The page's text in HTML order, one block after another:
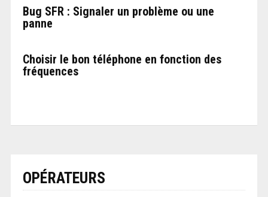
Bug SFR : Signaler un problème ou une
panne
Choisir le bon téléphone en fonction des
fréquences
OPÉRATEURS